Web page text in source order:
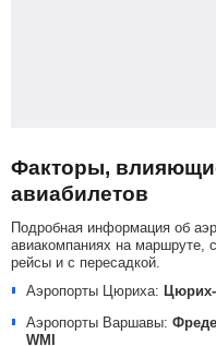
Факторы,
авиабилетов
Подробная информация об
авиакомпаниях на маршруте,
рейсы и с пересадкой.
Аэропорты Цюриха: Цюрих-
Аэропорты Варшавы:
WMI